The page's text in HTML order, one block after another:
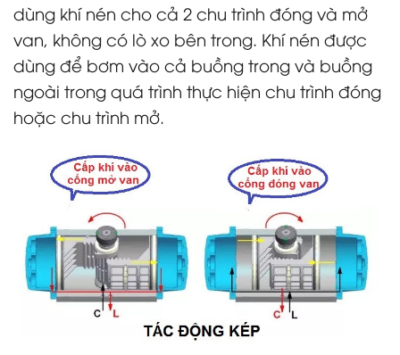
dùng khí nén cho cả 2 chu trình đóng và mở
van, không có lò xo bên trong. Khí nén được
dùng để bơm vào cả buồng trong và buồng
ngoài trong quá trình thực hiện chu trình đóng
hoặc chu trình mở.